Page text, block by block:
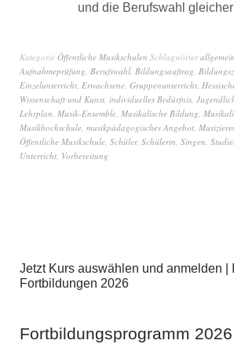
und die Berufswahl
Kategorie Öffentliche Musikschulen Schlagwörter
Aufnahmeprüfung, Berufswahl, Bildungsauftrag,
Einzelunterricht, Erwachsene, Gruppenunterricht,
Wissenschaft und Kunst, individuelles Bedürfnis,
Lehrplan, Musik-Ensemble, Musikalische Bildung,
Musikhochschule, musikpädagogisches Angebot,
Öffentliche Musikschule, Schüler, Schülerin, Singen,
Unterricht, Vorbereitung
Jetzt Kurs auswählen und anmelden |
Fortbildungen 2026
Fortbildungsprogramm 2026